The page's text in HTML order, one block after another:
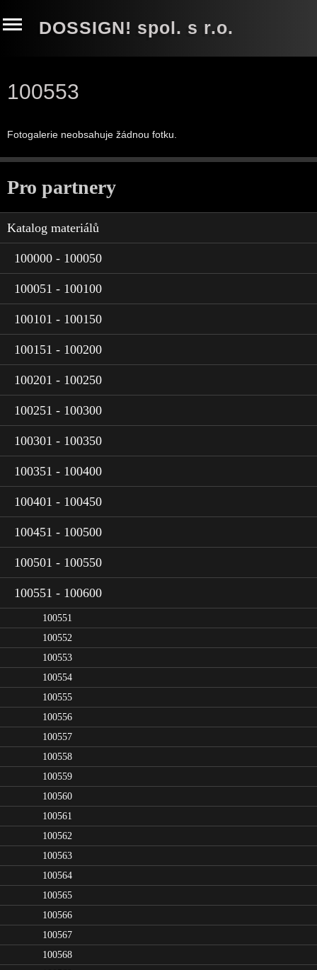
DOSSIGN! spol. s r.o.
100553
Fotogalerie neobsahuje žádnou fotku.
Pro partnery
Katalog materiálů
100000 - 100050
100051 - 100100
100101 - 100150
100151 - 100200
100201 - 100250
100251 - 100300
100301 - 100350
100351 - 100400
100401 - 100450
100451 - 100500
100501 - 100550
100551 - 100600
100551
100552
100553
100554
100555
100556
100557
100558
100559
100560
100561
100562
100563
100564
100565
100566
100567
100568